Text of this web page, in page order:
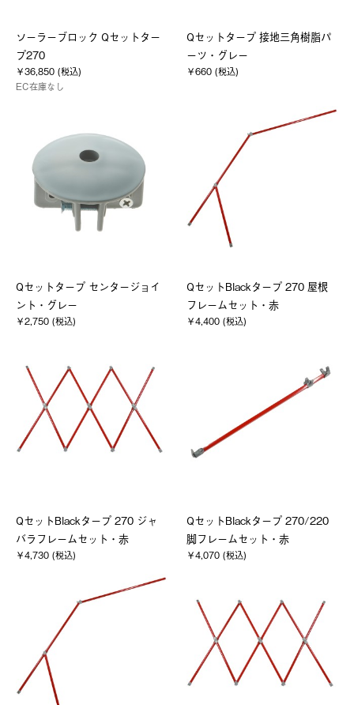
ソーラーブロック Qセットター
プ270
￥36,850 (税込)
EC在庫なし
Qセットタープ 接地三角樹脂パ
ーツ・グレー
￥660 (税込)
Qセットタープ センタージョイ
ント・グレー
￥2,750 (税込)
QセットBlackタープ 270 屋根
フレームセット・赤
￥4,400 (税込)
QセットBlackタープ 270 ジャ
バラフレームセット・赤
￥4,730 (税込)
QセットBlackタープ 270/220
脚フレームセット・赤
￥4,070 (税込)